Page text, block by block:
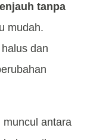
tanpa
mudah.
dan
antara